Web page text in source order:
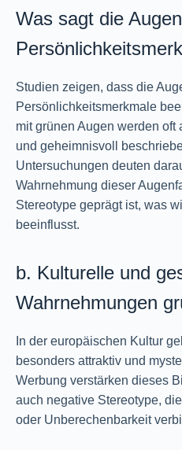
Was sagt die
Studien zeigen, dass die
Persönlichkeitsmerkmale
mit grünen Augen werden
und geheimnisvoll
Untersuchungen deuten
Wahrnehmung dieser
Stereotype geprägt ist, was
beeinflusst.
b. Kulturelle und
Wahrnehmungen
In der europäischen Kultur
besonders attraktiv und
Werbung verstärken dieses
auch negative Stereotype,
oder Unberechenbarkeit